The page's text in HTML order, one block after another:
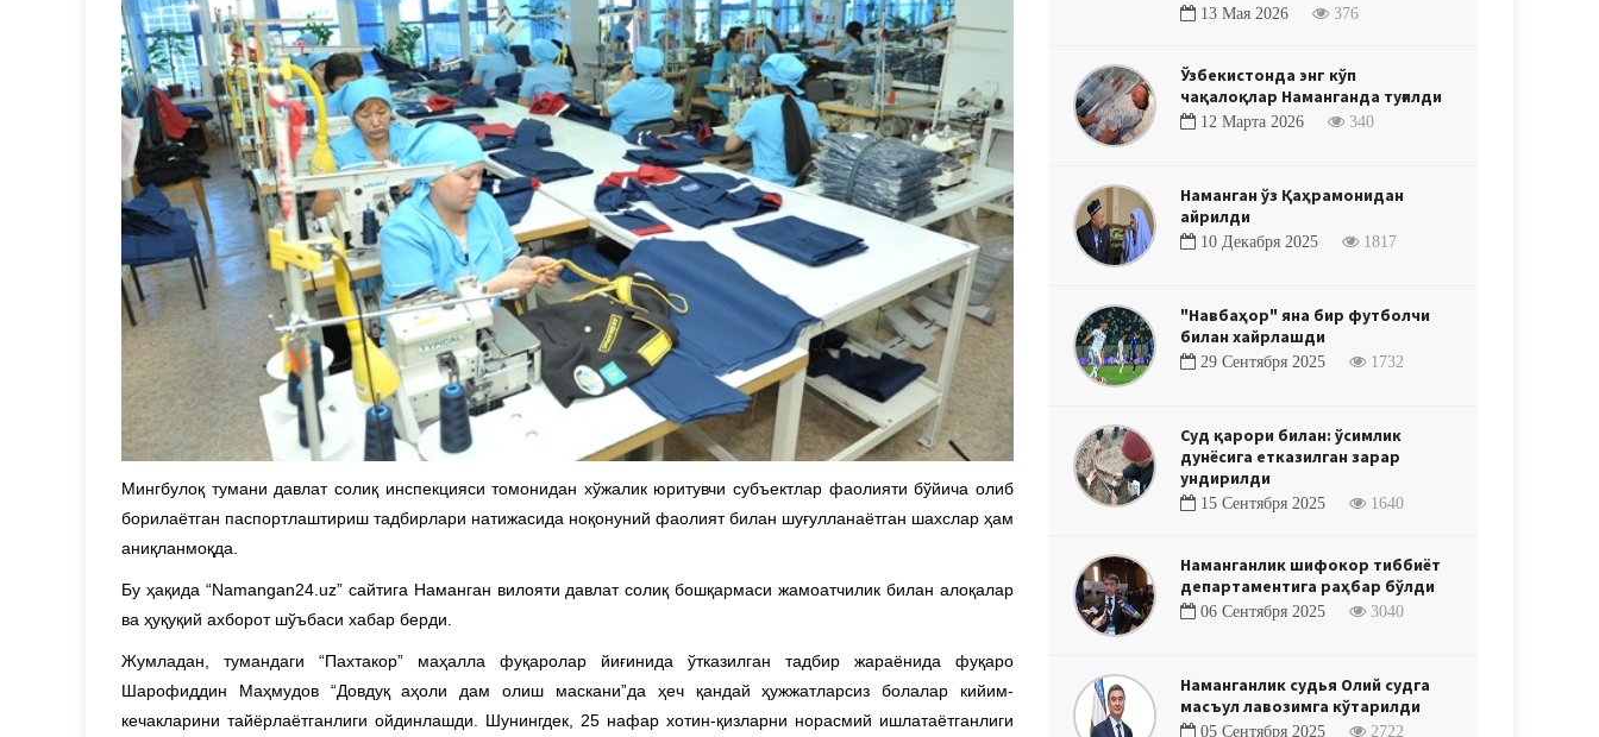
Мингбулоқ тумани давлат солиқ инспекцияси томонидан хўжалик юритувчи субъектлар фаолияти бўйича олиб
борилаётган паспортлаштириш тадбирлари натижасида ноқонуний фаолият билан шуғулланаётган шахслар ҳам
аниқланмоқда.
Бу ҳақида “Namangan24.uz” сайтига Наманган вилояти давлат солиқ бошқармаси жамоатчилик билан алоқалар
ва ҳуқуқий ахборот шўъбаси хабар берди.
Жумладан, тумандаги “Пахтакор” маҳалла фуқаролар йиғинида ўтказилган тадбир жараёнида фуқаро
Шарофиддин Маҳмудов “Довдуқ аҳоли дам олиш маскани”да ҳеч қандай ҳужжатларсиз болалар кийим-
кечакларини тайёрлаётганлиги ойдинлашди. Шунингдек, 25 нафар хотин-қизларни норасмий ишлатаётганлиги
13 Мая 2026 376
Ўзбекистонда энг кўп
чақалоқлар Наманганда туғилди
12 Марта 2026 340
Наманган ўз Қаҳрамонидан
айрилди
10 Декабря 2025 1817
"Навбаҳор" яна бир футболчи
билан хайрлашди
29 Сентября 2025 1732
Суд қарори билан: ўсимлик
дунёсига етказилган зарар
ундирилди
15 Сентября 2025 1640
Наманганлик шифокор тиббиёт
департаментига раҳбар бўлди
06 Сентября 2025 3040
Наманганлик судья Олий судга
масъул лавозимга кўтарилди
05 Сентября 2025 2722